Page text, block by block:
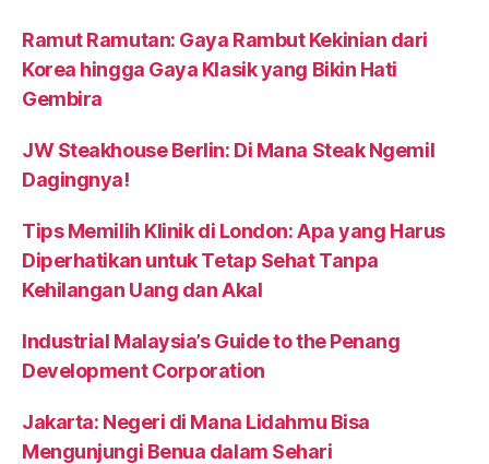
Ramut Ramutan: Gaya Rambut Kekinian dari
Korea hingga Gaya Klasik yang Bikin Hati
Gembira
JW Steakhouse Berlin: Di Mana Steak Ngemil
Dagingnya!
Tips Memilih Klinik di London: Apa yang Harus
Diperhatikan untuk Tetap Sehat Tanpa
Kehilangan Uang dan Akal
Industrial Malaysia’s Guide to the Penang
Development Corporation
Jakarta: Negeri di Mana Lidahmu Bisa
Mengunjungi Benua dalam Sehari